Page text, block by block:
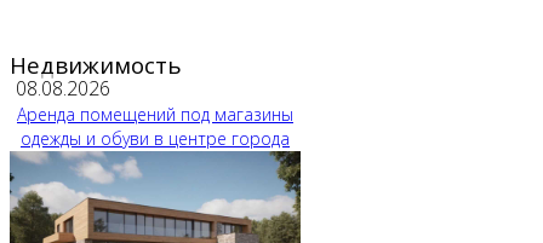
Недвижимость
08.08.2026
Аренда помещений под магазины
одежды и обуви в центре города